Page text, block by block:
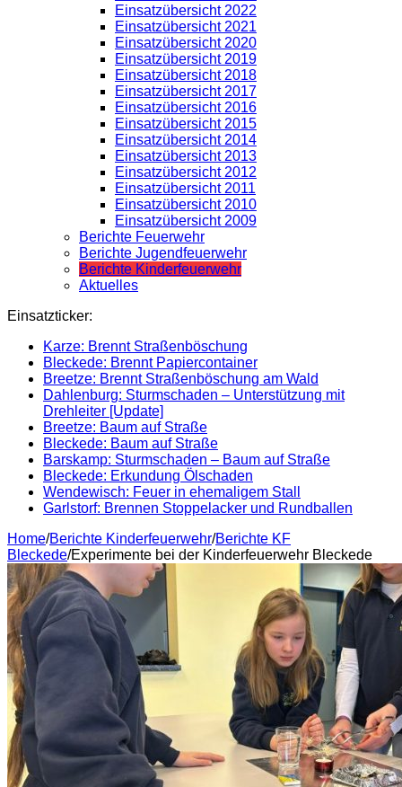
Einsatzübersicht 2022
Einsatzübersicht 2021
Einsatzübersicht 2020
Einsatzübersicht 2019
Einsatzübersicht 2018
Einsatzübersicht 2017
Einsatzübersicht 2016
Einsatzübersicht 2015
Einsatzübersicht 2014
Einsatzübersicht 2013
Einsatzübersicht 2012
Einsatzübersicht 2011
Einsatzübersicht 2010
Einsatzübersicht 2009
Berichte Feuerwehr
Berichte Jugendfeuerwehr
Berichte Kinderfeuerwehr
Aktuelles
Einsatzticker:
Karze: Brennt Straßenböschung
Bleckede: Brennt Papiercontainer
Breetze: Brennt Straßenböschung am Wald
Dahlenburg: Sturmschaden – Unterstützung mit
Drehleiter [Update]
Breetze: Baum auf Straße
Bleckede: Baum auf Straße
Barskamp: Sturmschaden – Baum auf Straße
Bleckede: Erkundung Ölschaden
Wendewisch: Feuer in ehemaligem Stall
Garlstorf: Brennen Stoppelacker und Rundballen
Home/Berichte Kinderfeuerwehr/Berichte KF
Bleckede/Experimente bei der Kinderfeuerwehr Bleckede